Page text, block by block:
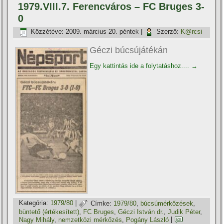
1979.VIII.7. Ferencváros – FC Bruges 3-
0
Közzétéve: 2009. március 20. péntek Szerző: K@rcsi
Géczi búcsújátékán
Egy kattintás ide a folytatáshoz.... →
Kategória: 1979/80 | Címke: 1979/80 ,búcsúmérkőzések
büntető (értékesí­tett), FC Bruges,Géczi István dr.,Judik Péter,
Nagy Mihály, nemzetközi mérkőzés Pogány László